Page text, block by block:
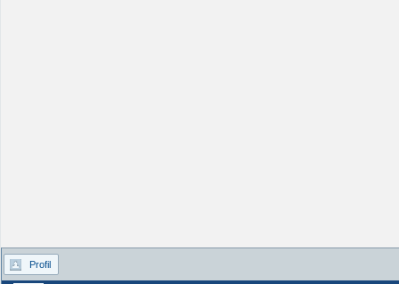
Profil